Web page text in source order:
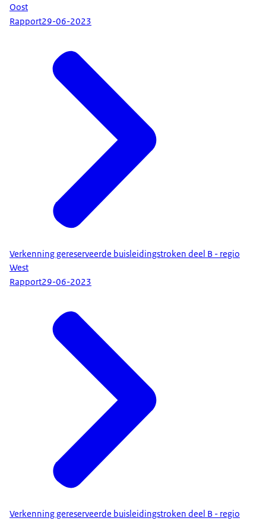
Oost
Rapport29-06-2023
Verkenning gereserveerde buisleidingstroken deel B - regio
West
Rapport29-06-2023
Verkenning gereserveerde buisleidingstroken deel B - regio